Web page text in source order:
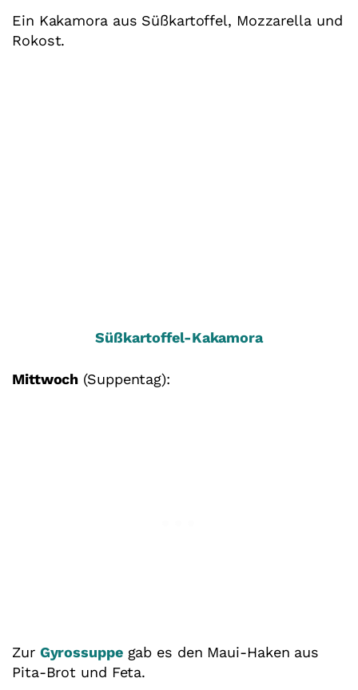
Ein Kakamora aus Süßkartoffel, Mozzarella und
Rokost.
Süßkartoffel-Kakamora
Mittwoch (Suppentag):
Zur Gyrossuppegab es den Maui-Haken aus
Pita-Brot und Feta.